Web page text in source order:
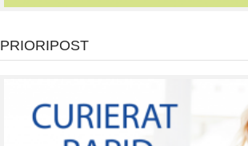
PRIORIPOST